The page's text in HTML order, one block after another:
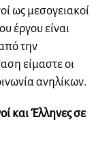
ως μεσογειακοί
έργου είναι
την
είμαστε οι
ανηλίκων.
και Έλληνες σε